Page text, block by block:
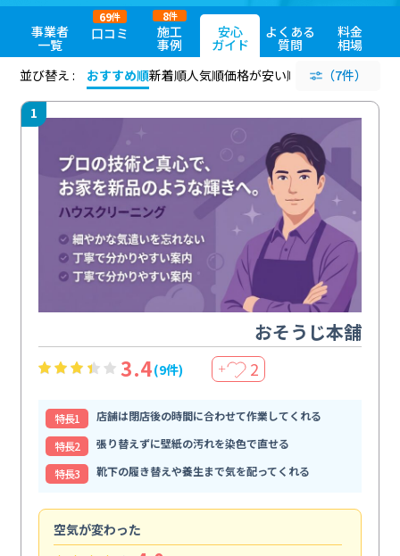
事業者
一覧
口コミ
69件
施工
事例
8件
安心
ガイド
よくある
質問
料金
相場
並び替え :
おすすめ順新着順人気順価格が安い順 評価が高い順
（7件）
1
おそうじ本舗
3.4(9件) ＋ 2
特⻑1
店舗は閉店後の時間に合わせて作業してくれる
特⻑2
張り替えずに壁紙の汚れを染色で直せる
特⻑3
靴下の履き替えや養生まで気を配ってくれる
空気が変わった